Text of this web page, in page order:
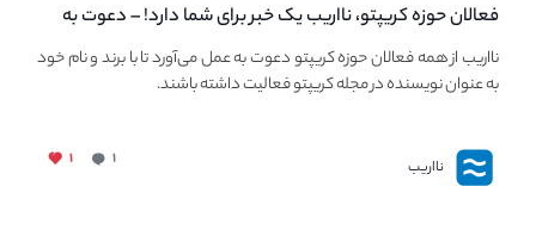
فعالان حوزه کریپتو، نااریب یک خبر برای شما دارد! – دعوت به
فعالیت در مجله کریپتو
نااریب از همه فعالان حوزه کریپتو دعوت به عمل می‌آورد تا با برند و نام خود
به عنوان نویسنده در مجله کریپتو فعالیت داشته باشند.
نااریب ۱ ۱